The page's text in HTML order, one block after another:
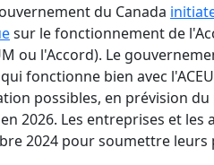
du Canada
sur le fonctionnement de
ou l'Accord). Le
fonctionne bien avec
possibles, en prévision
2026. Les entreprises et
2024 pour soumettre leurs